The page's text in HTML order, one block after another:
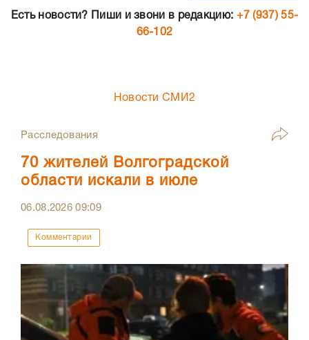
Есть новости? Пиши и звони в редакцию: +7 (937) 55-
66-102
Новости СМИ2
Расследования
70 жителей Волгоградской
области искали в июле
06.08.202609:09
Комментарии